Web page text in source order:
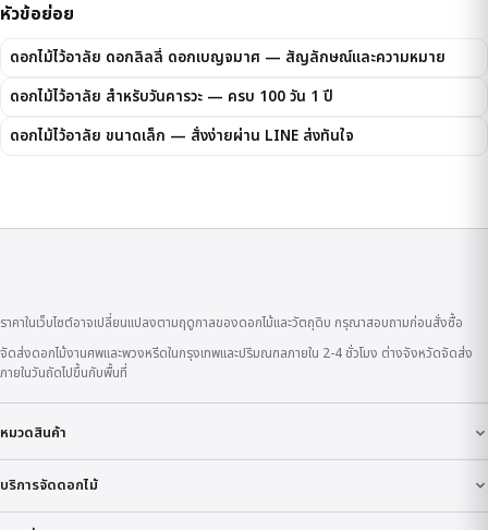
หัวข้อย่อย
ดอกไม้ไว้อาลัย ดอกลิลลี่ ดอกเบญจมาศ — สัญลักษณ์และความหมาย
ดอกไม้ไว้อาลัย สำหรับวันคารวะ — ครบ 100 วัน 1 ปี
ดอกไม้ไว้อาลัย ขนาดเล็ก — สั่งง่ายผ่าน LINE ส่งทันใจ
ราคาในเว็บไซต์อาจเปลี่ยนแปลงตามฤดูกาลของดอกไม้และวัตถุดิบ กรุณาสอบถามก่อนสั่งซื้อ
จัดส่งดอกไม้งานศพและพวงหรีดในกรุงเทพและปริมณฑลภายใน 2-4 ชั่วโมง ต่างจังหวัดจัดส่ง
ภายในวันถัดไปขึ้นกับพื้นที่
หมวดสินค้า
บริการจัดดอกไม้